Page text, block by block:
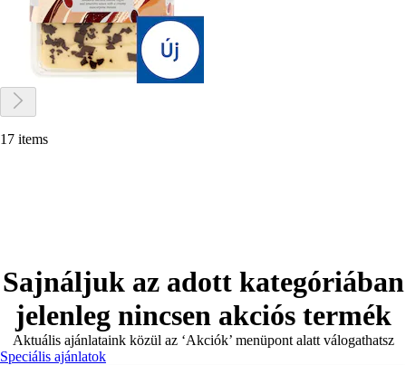
17 items
Sajnáljuk az adott kategóriában
jelenleg nincsen akciós termék
Aktuális ajánlataink közül az ‘Akciók’ menüpont alatt válogathatsz
Speciális ajánlatok